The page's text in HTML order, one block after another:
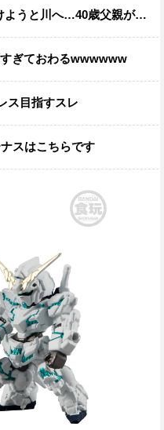
歳父親が死亡 息子は母親が救助 愛知
すぎておわるwwwwww
ス目指すスレ
スはこちらです